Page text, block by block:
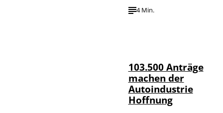
4 Min.
103.500 Anträge
machen der
Autoindustrie
Hoffnung